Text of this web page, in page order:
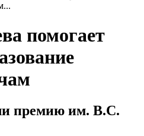
помогает
премию им. В.С.